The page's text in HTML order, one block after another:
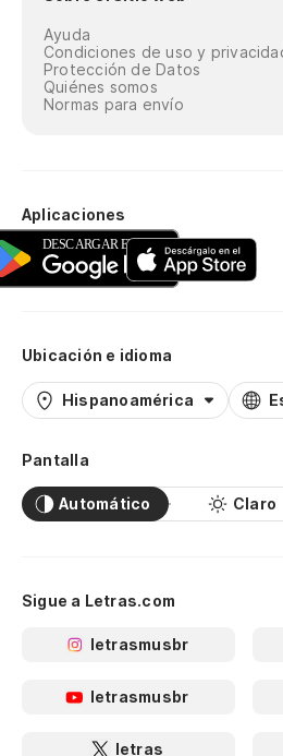
Ayuda
Condiciones de uso y
Protección de Datos
Quiénes somos
Normas para envío
Aplicaciones
Ubicación e idioma
Hispanoamérica
Pantalla
Automático Claro
Sigue a Letras.com
letrasmusbr
letrasmusbr
letras